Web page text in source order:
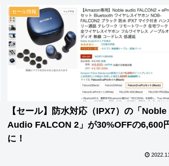
セール情報
【セール】防水対応（IPX7）の「Noble
Audio FALCON 2」が30%OFFの6,600
に！